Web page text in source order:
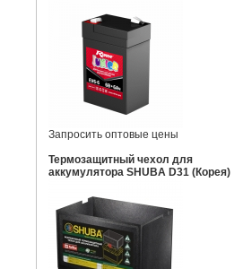
Запросить оптовые цены
Термозащитный чехол для
аккумулятора SHUBA D31 (Корея)